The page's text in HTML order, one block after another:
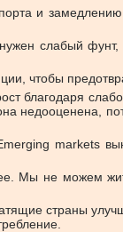
и
слабый фунт,
чтобы
благодаря
недооценена,
markets
Мы не можем
страны